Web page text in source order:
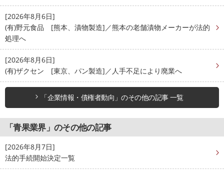
[2026年8月6日]
(有)野元食品 [熊本、漬物製造]／熊本の老舗漬物メーカーが法的
処理へ
[2026年8月6日]
(有)ザクセン [東京、パン製造]／人手不足により廃業へ
「企業情報・債権者動向」のその他の記事 一覧
「青果業界」のその他の記事
[2026年8月7日]
法的手続開始決定一覧